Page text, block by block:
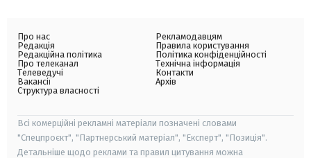
Про нас
Редакція
Редакційна політика
Про телеканал
Телеведучі
Вакансії
Структура власності
Рекламодавцям
Правила користування
Політика конфіденційності
Технічна інформація
Контакти
Архів
Всі комерційні рекламні матеріали позначені словами
"Спецпроєкт", "Партнерський матеріал", "Експерт", "Позиція".
Детальніше щодо реклами та правил цитування можна